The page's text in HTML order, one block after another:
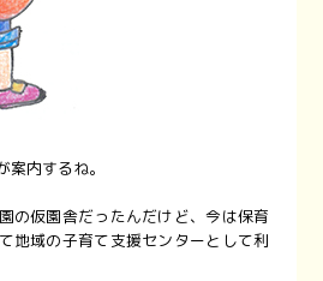
内するね。
の仮園舎だったんだけど、今は保育
地域の子育て支援センターとして利